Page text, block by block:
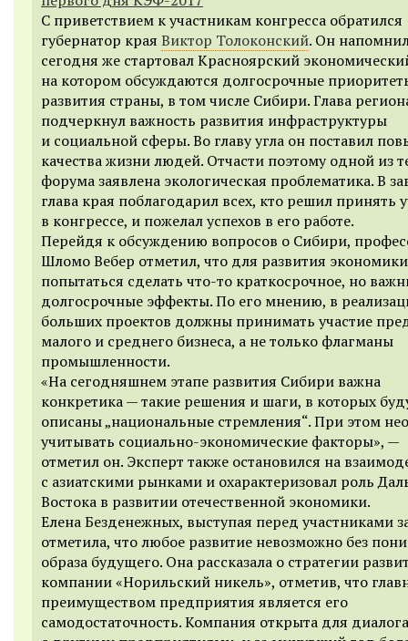
С приветствием к участникам конгресса обратился
губернатор края Виктор Толоконский. Он
сегодня же стартовал Красноярский
на котором обсуждаются долгосрочные
развития страны, в том числе Сибири. Глава
подчеркнул важность развития инфраструктуры
и социальной сферы. Во главу угла он поставил
качества жизни людей. Отчасти поэтому одной из
форума заявлена экологическая проблематика. В
глава края поблагодарил всех, кто решил принять
в конгрессе, и пожелал успехов в его работе.
Перейдя к обсуждению вопросов о Сибири, п
Шломо Вебер отметил, что для развития
попытаться сделать что-то краткосрочное, но
долгосрочные эффекты. По его мнению, в
больших проектов должны принимать участие
малого и среднего бизнеса, а не только флагманы
промышленности.
«На сегодняшнем этапе развития Сибири важна
конкретика — такие решения и шаги, в которых
описаны „национальные стремления“. При этом
учитывать социально-экономические факторы», —
отметил он. Эксперт также остановился на
с азиатскими рынками и охарактеризовал роль
Востока в развитии отечественной экономики.
Елена Безденежных, выступая перед участниками
отметила, что любое развитие невозможно без
образа будущего. Она рассказала о стратегии
компании «Норильский никель», отметив, что
преимуществом предприятия является его
самодостаточность. Компания открыта для диалога